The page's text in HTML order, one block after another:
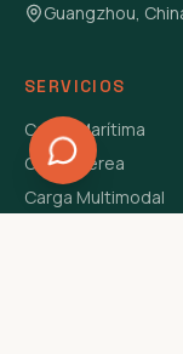
Guangzhou,
SERVICIOS
Carga Marítima
Carga Aérea
Carga Multimodal